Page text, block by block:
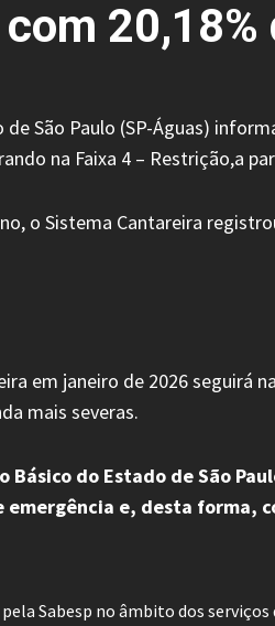
20,18%
São Paulo (SP-Águas)
na Faixa 4 – Restrição,a
o Sistema Cantareira
em janeiro de 2026 seguirá
mais severas.
do Estado de São
e, desta forma,
Sabesp no âmbito dos